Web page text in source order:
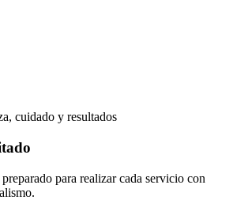
cuidado y resultados
para realizar cada servicio con